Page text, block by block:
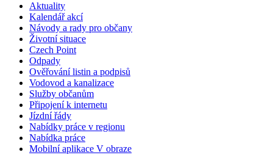
Aktuality
Kalendář akcí
Návody a rady pro občany
Životní situace
Czech Point
Odpady
Ověřování listin a podpisů
Vodovod a kanalizace
Služby občanům
Připojení k internetu
Jízdní řády
Nabídky práce v regionu
Nabídka práce
Mobilní aplikace V obraze